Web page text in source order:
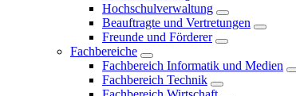
Hochschulverwaltung
Beauftragte und Vertretungen
Freunde und Förderer
Fachbereiche
Fachbereich Informatik und Medien
Fachbereich Technik